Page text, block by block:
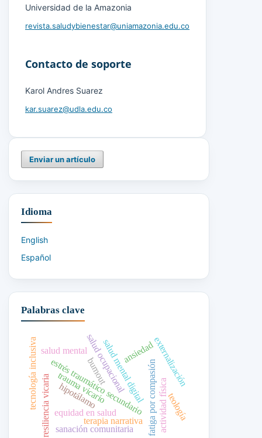
Universidad de la Amazonia
revista.saludybienestar@uniamazonia.edu.co
Contacto de soporte
Karol Andres Suarez
kar.suarez@udla.edu.co
Enviar un artículo
Idioma
English
Español
Palabras clave
trauma vicario
estrés traumático secundariofatiga por compasión
burnout
resiliencia vicaria
salud ocupacional
salud mental digital
equidad en salud
tecnología inclusiva salud mental ansiedad
hipotálamo
terapia narrativa
externalización
sanación comunitaria actividad físicateología